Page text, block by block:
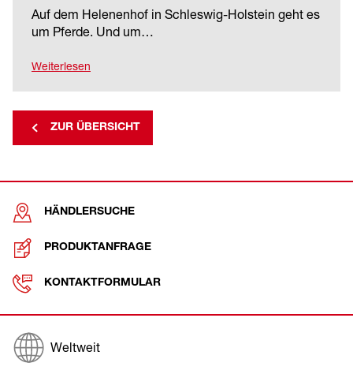
Auf dem Helenenhof in Schleswig-Holstein geht es
um Pferde. Und um…
Weiterlesen
ZUR ÜBERSICHT
HÄNDLERSUCHE
PRODUKTANFRAGE
KONTAKTFORMULAR
Weltweit